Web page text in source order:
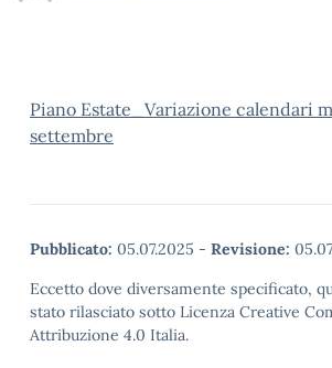
Piano Estate_Variazione calendari
settembre
Pubblicato: 05.07.2025 - Revisione:
Eccetto dove diversamente specificato,
stato rilasciato sotto Licenza Creative
Attribuzione 4.0 Italia.